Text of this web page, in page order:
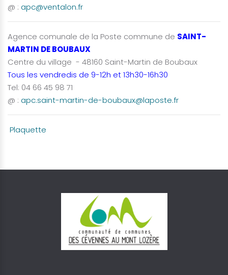
@ : apc@ventalon.fr
Agence comunale de la Poste commune de SAINT-
MARTIN DE BOUBAUX
Centre du village - 48160 Saint-Martin de Boubaux
Tous les vendredis de 9-12h et 13h30-16h30
Tel: 04 66 45 98 71
@ : apc.saint-martin-de-boubaux@laposte.fr
Plaquette